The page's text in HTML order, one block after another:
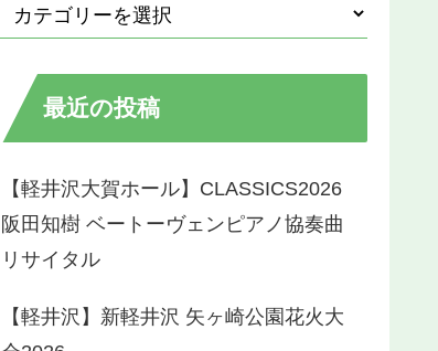
最近の投稿
【軽井沢大賀ホール】CLASSICS2026
阪田知樹 ベートーヴェンピアノ協奏曲
リサイタル
【軽井沢】新軽井沢 矢ヶ崎公園花火大